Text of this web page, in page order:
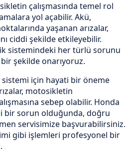
çalışmasında temel rol
yol açabilir. Akü,
yaşanan arızalar,
ciddi şekilde etkileyebilir.
sistemindeki her türlü sorunu
şekilde onarıyoruz.
için hayati bir öneme
motosikletin
sebep olabilir. Honda
bir sorun olduğunda, doğru
servisimize başvurabilirsiniz.
gibi işlemleri profesyonel bir